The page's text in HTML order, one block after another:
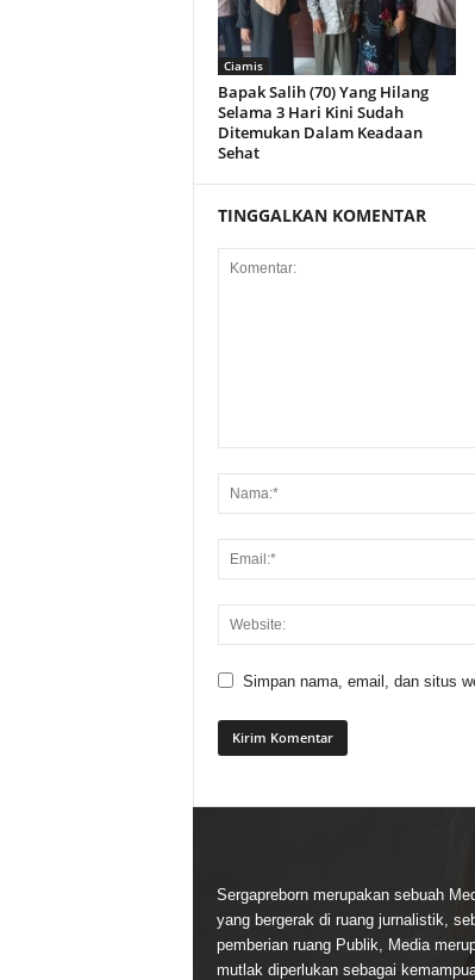
Ciamis
Bapak Salih (70) Yang Hilang
Selama 3 Hari Kini Sudah
Ditemukan Dalam Keadaan
Sehat
TINGGALKAN KOMENTAR
Simpan nama, email, dan situs
Sergapreborn merupakan sebuah
yang bergerak di ruang jurnalistik,
pemberian ruang Publik, Media
mutlak diperlukan sebagai